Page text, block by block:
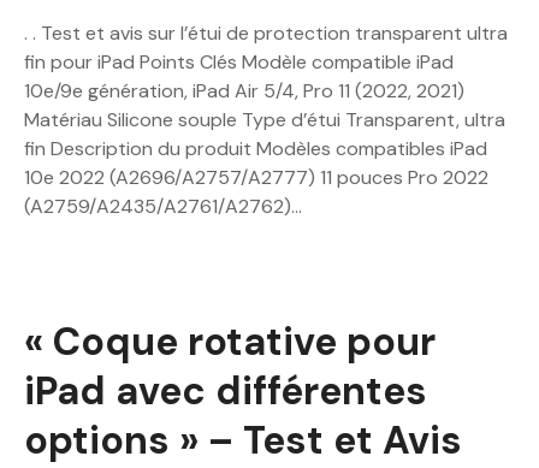
. . Test et avis sur l’étui de protection transparent ultra
fin pour iPad Points Clés Modèle compatible iPad
10e/9e génération, iPad Air 5/4, Pro 11 (2022, 2021)
Matériau Silicone souple Type d’étui Transparent, ultra
fin Description du produit Modèles compatibles iPad
10e 2022 (A2696/A2757/A2777) 11 pouces Pro 2022
(A2759/A2435/A2761/A2762)…
« Coque rotative pour
iPad avec différentes
options » – Test et Avis